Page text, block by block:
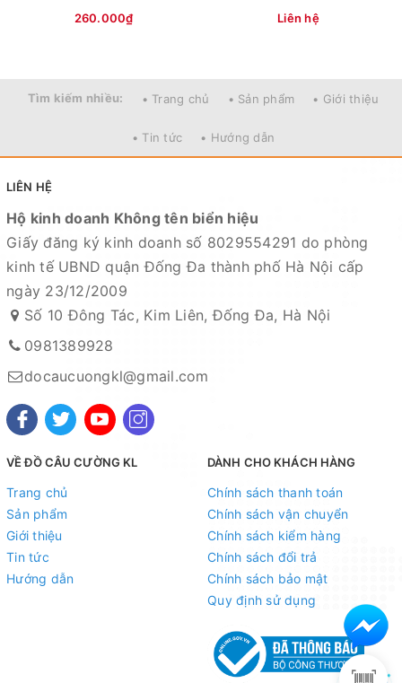
Mọi thắc mắc liên hệ SĐT
: 098.138.9928 - 098.902.9066 - 090.565.6668 -
091.258.3939
CAM KẾT CỦA CỬA HÀNG CHÚNG TÔI
Đồ câu chính hãng, đúng thông tin mô tả và sản phẩm
đặt mua của khách hàng
Ảnh sản phẩm là cửa hàng 100% tự tay chụp nên mọi
vận chuyển, sử dụng. Chúng tôi sẽ hỗ trợ ngay cho quý
khách hàng và sẽ chịu trách nhiệm hoàn toàn để phục
vụ khách hàng tốt nhất
Fanpage :Đồ câu Cường KL
Facebook: hoặcCường KL Đồ câu
Kênh Thương mại điện tử
- Shopee:
https://shopee.vn/docaucuongkl
https://www.sendo.vn/shop/do-cau-cuong-kl
https://www.lazada.vn/shop/do-cau-cuong-
https://zalo.me/4190676579548541614
260.000₫ Liên hệ
Tìm kiếm nhiều: • Trang chủ • Sản phẩm • Giới thiệu
• Tin tức • Hướng dẫn
LIÊN HỆ
Hộ kinh doanh Không tên biển hiệu
Giấy đăng ký kinh doanh số 8029554291 do phòng
kinh tế UBND quận Đống Đa thành phố Hà Nội cấp
ngày 23/12/2009
Số 10 Đông Tác, Kim Liên, Đống Đa, Hà Nội
0981389928
docaucuongkl@gmail.com
VỀ ĐỒ CÂU CƯỜNG KL
Trang chủ
Sản phẩm
Giới thiệu
Tin tức
Hướng dẫn
DÀNH CHO KHÁCH HÀNG
Chính sách thanh toán
Chính sách vận chuyển
Chính sách kiểm hàng
Chính sách đổi trả
Chính sách bảo mật
Quy định sử dụng